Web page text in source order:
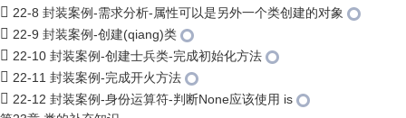
22-8 封装案例-需求分析-属性可以是另外一个类创建的对象
22-9 封装案例-创建(qiang)类
22-10 封装案例-创建士兵类-完成初始化方法
22-11 封装案例-完成开火方法
22-12 封装案例-身份运算符-判断None应该使用 is